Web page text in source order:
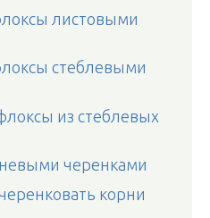
листовыми
стеблевыми
из стеблевых
черенками
корни